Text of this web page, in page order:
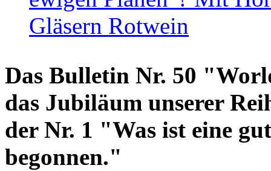
Gläsern Rotwein
Das Bulletin Nr. 50
das Jubiläum unserer
der Nr. 1 "Was ist eine
begonnen."